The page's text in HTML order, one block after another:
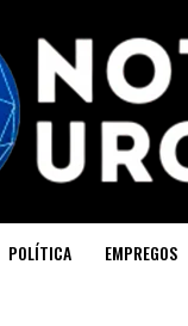
POLÍTICA EMPREGOS